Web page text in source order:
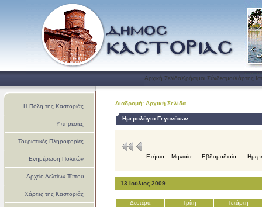
Αρχική ΣελίδαΧρήσιμοι ΣύνδεσμοιΧάρτης
Η Πόλη της Καστοριάς
Υπηρεσίες
Τουριστικές Πληροφορίες
Ενημέρωση Πολιτών
Αρχείο Δελτίων Τύπου
Χάρτες της Καστοριάς
Διαδρομή: Αρχική Σελίδα
Ημερολόγιο Γεγονότων
Ετήσια Μηνιαία Εβδομαδιαία
13 Ιούλιος 2009
Δευτέρα Τρίτη Τετάρτη